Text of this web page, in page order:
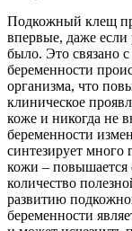
Подкожный клещ
впервые, даже
было. Это связано
беременности
организма, что
клиническое
коже и никогда не
беременности
синтезирует много
кожи – повышается
количество
развитию
беременности